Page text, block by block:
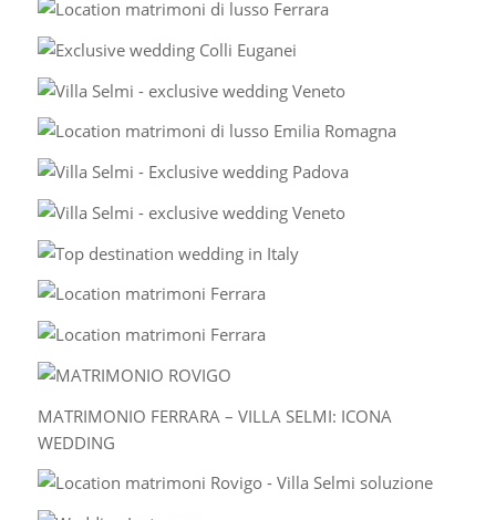
MATRIMONIO FERRARA – VILLA SELMI: ICONA
WEDDING